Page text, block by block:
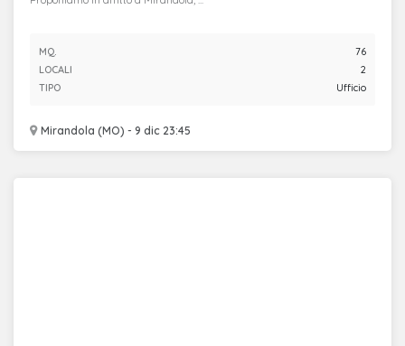
Mirandola (MO) - 9 dic 23:45
MQ.
76
LOCALI
2
TIPO
Ufficio